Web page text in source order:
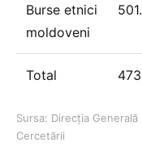
Burse etnici
moldoveni
Total
Sursa: Direcția
Cercetării